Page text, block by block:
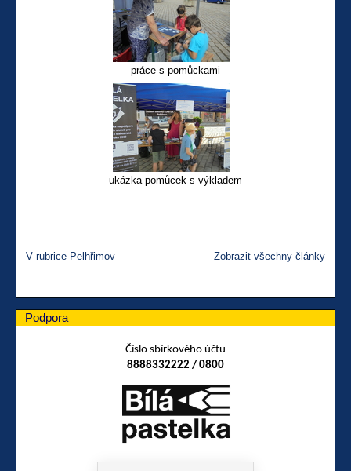
práce s pomůckami
ukázka pomůcek s výkladem
V rubrice Pelhřimov Zobrazit všechny články
Podpora
Číslo sbírkového účtu
8888332222 / 0800